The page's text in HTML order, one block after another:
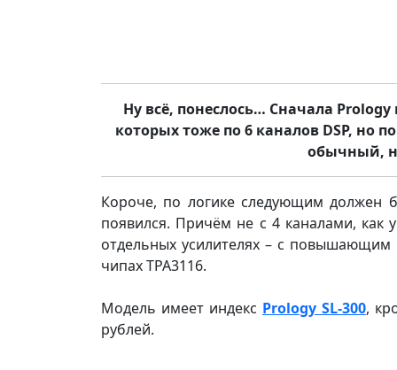
Ну всё, понеслось… Сначала
которых тоже по 6 каналов DSP, но
обычный,
Короче, по логике следующим должен
появился. Причём не с 4 каналами, как
отдельных усилителях – с повышающим
чипах TPA3116.
Модель имеет индекс Prology SL-300,
рублей.